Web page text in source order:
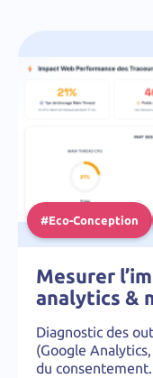
#Eco-Conception
Mesurer
analytics &
Diagnostic des
(Google
du consentement.